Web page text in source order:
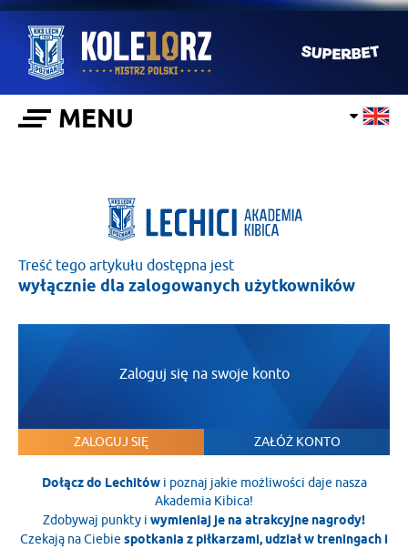
MENU
Treść tego artykułu dostępna jest
wyłącznie dla zalogowanych użytkowników
Zaloguj się na swoje konto
ZALOGUJ SIĘ ZAŁÓŻ KONTO
Dołącz do Lechitówi poznaj jakie możliwości daje nasza
Akademia Kibica!
Zdobywaj punkty i wymieniaj je na atrakcyjne nagrody!
Czekają na Ciebie spotkania z piłkarzami, udział w treningach i